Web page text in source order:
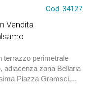
Cod. 34127
Vendita
terrazzo perimetrale
adiacenza zona Bellaria
Piazza Gramsci,...